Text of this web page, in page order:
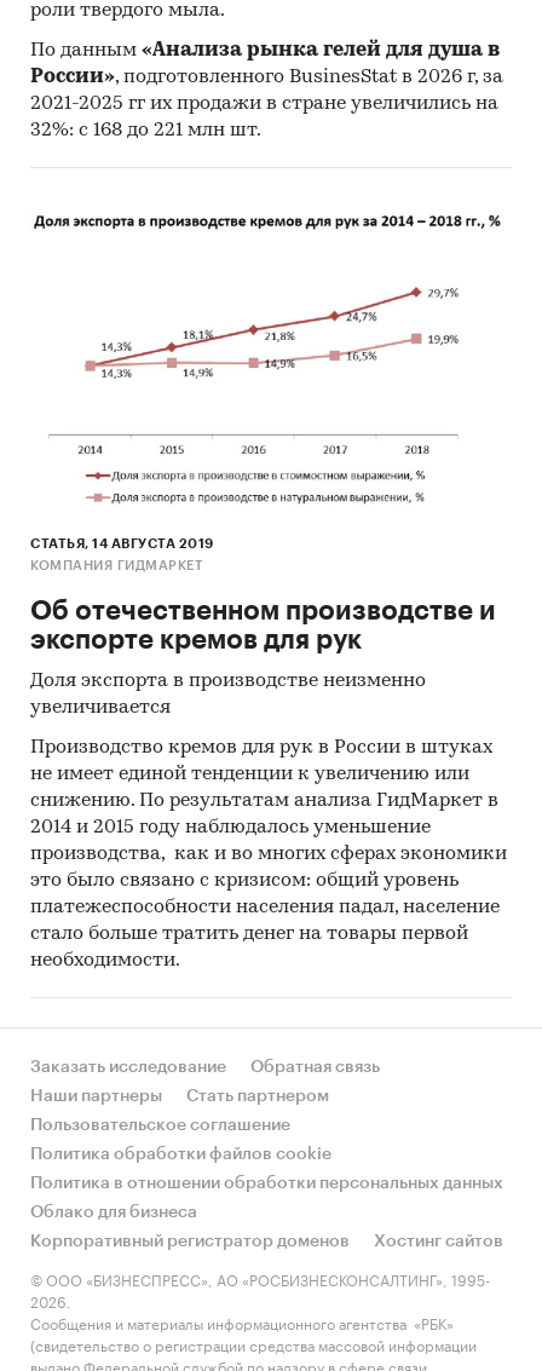
роли твердого мыла.
По данным «Анализа рынка гелей для душа в
России», подготовленного BusinesStat в 2026 г, за
2021-2025 гг их продажи в стране увеличились на
32%: с 168 до 221 млн шт.
СТАТЬЯ, 14 АВГУСТА 2019
КОМПАНИЯ ГИДМАРКЕТ
Об отечественном производстве и
экспорте кремов для рук
Доля экспорта в производстве неизменно
увеличивается
Производство кремов для рук в России в штуках
не имеет единой тенденции к увеличению или
снижению. По результатам анализа ГидМаркет в
2014 и 2015 году наблюдалось уменьшение
производства, как и во многих сферах экономики
это было связано с кризисом: общий уровень
платежеспособности населения падал, население
стало больше тратить денег на товары первой
необходимости.
Заказать исследование
Обратная связь
Наши партнеры
Стать партнером
Пользовательское соглашение
Политика обработки файлов cookie
Политика в отношении обработки персональных данных
Облако для бизнеса
Корпоративный регистратор доменов
Хостинг сайтов
© ООО «БИЗНЕСПРЕСС», АО «РОСБИЗНЕСКОНСАЛТИНГ», 1995-
2026.
Сообщения и материалы информационного агентства «РБК»
(свидетельство о регистрации средства массовой информации
выдано Федеральной службой по надзору в сфере связи,